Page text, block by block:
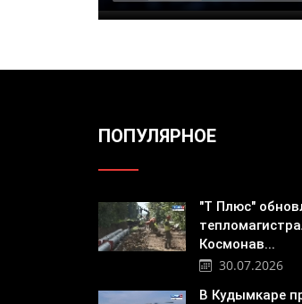
ПОПУЛЯРНОЕ
"Т Плюс"
Космонав...
30.07.2026
В Кудымкаре